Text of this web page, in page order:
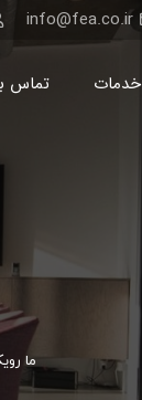
info@fea.co.ir
خدمات تماس
ما